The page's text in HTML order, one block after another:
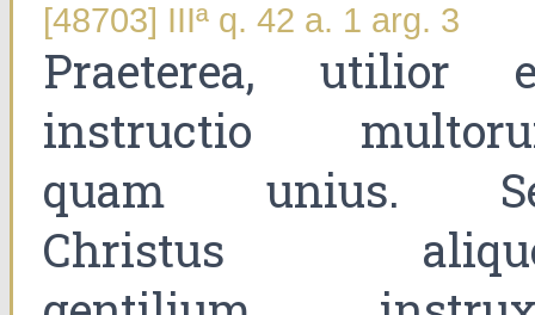
[48703] IIIª q. 42 a. 1 arg. 3
Praeterea, utilior
instructio
quam unius.
Christus